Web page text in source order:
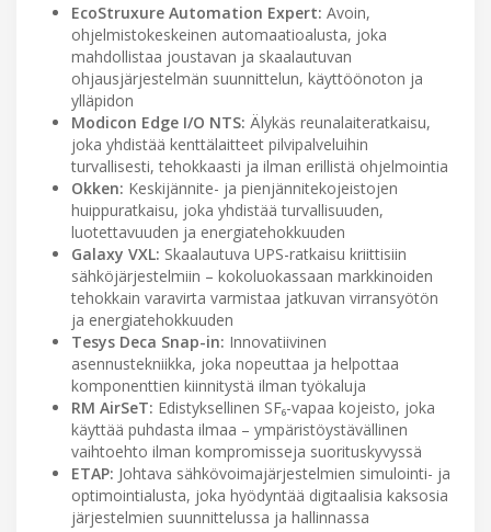
EcoStruxure Automation Expert: Avoin,
ohjelmistokeskeinen automaatioalusta, joka
mahdollistaa joustavan ja skaalautuvan
ohjausjärjestelmän suunnittelun, käyttöönoton ja
ylläpidon
Modicon Edge I/O NTS: Älykäs reunalaiteratkaisu,
joka yhdistää kenttälaitteet pilvipalveluihin
turvallisesti, tehokkaasti ja ilman erillistä ohjelmointia
Okken: Keskijännite- ja pienjännitekojeistojen
huippuratkaisu, joka yhdistää turvallisuuden,
luotettavuuden ja energiatehokkuuden
Galaxy VXL: Skaalautuva UPS-ratkaisu kriittisiin
sähköjärjestelmiin – kokoluokassaan markkinoiden
tehokkain varavirta varmistaa jatkuvan virransyötön
ja energiatehokkuuden
Tesys Deca Snap-in: Innovatiivinen
asennustekniikka, joka nopeuttaa ja helpottaa
komponenttien kiinnitystä ilman työkaluja
RM AirSeT: Edistyksellinen SF₆-vapaa kojeisto, joka
käyttää puhdasta ilmaa – ympäristöystävällinen
vaihtoehto ilman kompromisseja suorituskyvyssä
ETAP: Johtava sähkövoimajärjestelmien simulointi- ja
optimointialusta, joka hyödyntää digitaalisia kaksosia
järjestelmien suunnittelussa ja hallinnassa